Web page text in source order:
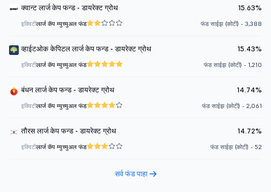
क्वान्ट लार्ज केप फन्ड - डायरेक्ट ग्रोथ 15.63%
इक्विटीलार्ज कॅप म्युच्युअल फंड फंड साईझ (कोटी) - 3,388
व्हाईटओक केपिटल लार्ज केप फन्ड - डायरेक्ट ग्रोथ 15.43%
इक्विटीलार्ज कॅप म्युच्युअल फंड फंड साईझ (कोटी) - 1,210
बंधन लार्ज केप फन्ड - डायरेक्ट ग्रोथ 14.74%
इक्विटीलार्ज कॅप म्युच्युअल फंड फंड साईझ (कोटी) - 2,061
तौरस लार्ज केप फन्ड - डायरेक्ट ग्रोथ 14.72%
इक्विटीलार्ज कॅप म्युच्युअल फंड फंड साईझ (कोटी) - 52
सर्व फंड पाहा